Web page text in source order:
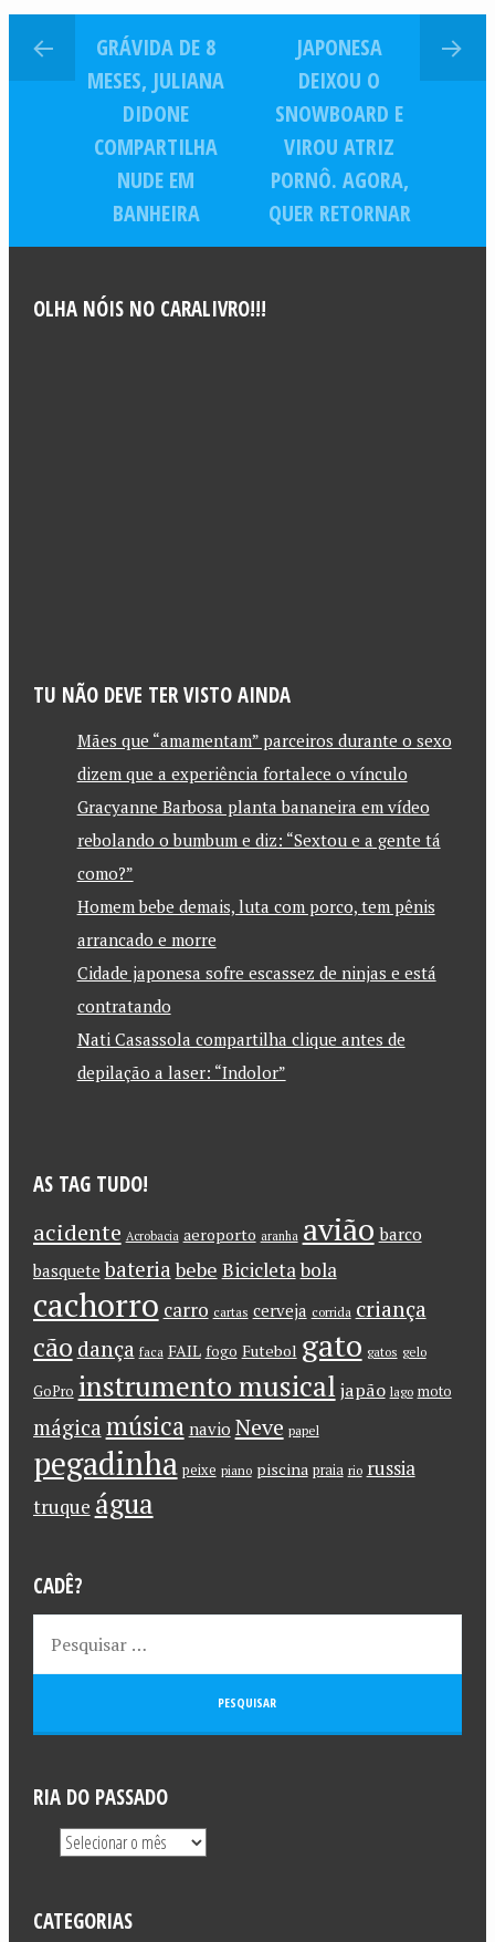
GRÁVIDA DE 8
MESES, JULIANA
DIDONE
COMPARTILHA
NUDE EM
BANHEIRA
JAPONESA
DEIXOU O
SNOWBOARD E
VIROU ATRIZ
PORNÔ. AGORA,
QUER RETORNAR
OLHA NÓIS NO CARALIVRO!!!
TU NÃO DEVE TER VISTO AINDA
Mães que “amamentam” parceiros durante o sexo
dizem que a experiência fortalece o vínculo
Gracyanne Barbosa planta bananeira em vídeo
rebolando o bumbum e diz: “Sextou e a gente tá
como?”
Homem bebe demais, luta com porco, tem pênis
arrancado e morre
Cidade japonesa sofre escassez de ninjas e está
contratando
Nati Casassola compartilha clique antes de
depilação a laser: “Indolor”
AS TAG TUDO!
acidente Acrobacia aeroporto aranha avião barco
basquete bateriabebe Bicicletabola
cachorro carro cartas cerveja corrida criança
cão dança faca FAIL fogo Futebol gato gatos gelo
GoPro instrumento musical japão lago moto
mágica música navio Neve papel
pegadinha peixe piano piscina praia rio russia
truque água
CADÊ?
RIA DO PASSADO
CATEGORIAS